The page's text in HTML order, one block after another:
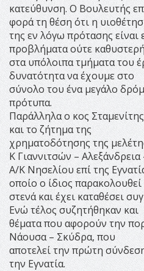
κατεύθυνση. Ο Βουλευτής
φορά τη θέση ότι η
της εν λόγω πρότασης είναι
προβλήματα ούτε
στα υπόλοιπα τμήματα του
δυνατότητα να έχουμε στο
σύνολο του ένα μεγάλο
πρότυπα.
Παράλληλα ο κος
και το ζήτημα της
χρηματοδότησης της
Κ Γιαννιτσών – Αλεξάνδρεια
Α/Κ Νησελίου επί της
οποίο ο ίδιος παρακολουθεί
στενά και έχει καταθέσει
Ενώ τέλος συζητήθηκαν και
θέματα που αφορούν την
Νάουσα – Σκύδρα, που
αποτελεί την πρώτη
την Εγνατία.